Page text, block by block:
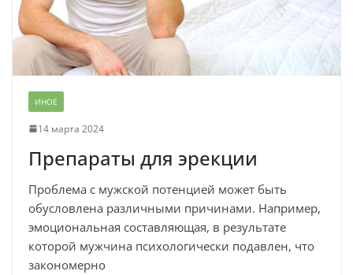
ИНОЕ
14 марта 2024
Препараты для эрекции
Проблема с мужской потенцией может быть
обусловлена различными причинами. Например,
эмоциональная составляющая, в результате
которой мужчина психологически подавлен, что
закономерно